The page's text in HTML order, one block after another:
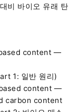
비 바이오 유래 탄
content —
1: 일반 원리)
content —
carbon content